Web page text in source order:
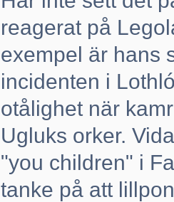
reagerat på
exempel är hans
incidenten i
otålighet när
Ugluks orker.
"you children" i
tanke på att